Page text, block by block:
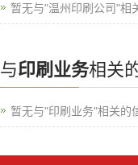
暂无与"温州印刷公司"相
与印刷业务相关
暂无与"印刷业务"相关的